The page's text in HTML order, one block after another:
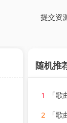
提交资
随机推
1
「歌
2
「